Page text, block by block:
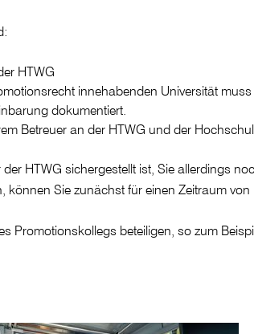
HTWG
innehabenden Universität
dokumentiert.
Betreuer an der HTWG und der
HTWG sichergestellt ist, Sie allerdings
Sie zunächst für einen Zeitraum von
Promotionskollegs beteiligen, so zum